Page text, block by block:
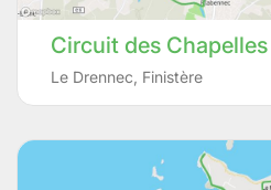
Circuit des Chapelles
Le Drennec Finistère